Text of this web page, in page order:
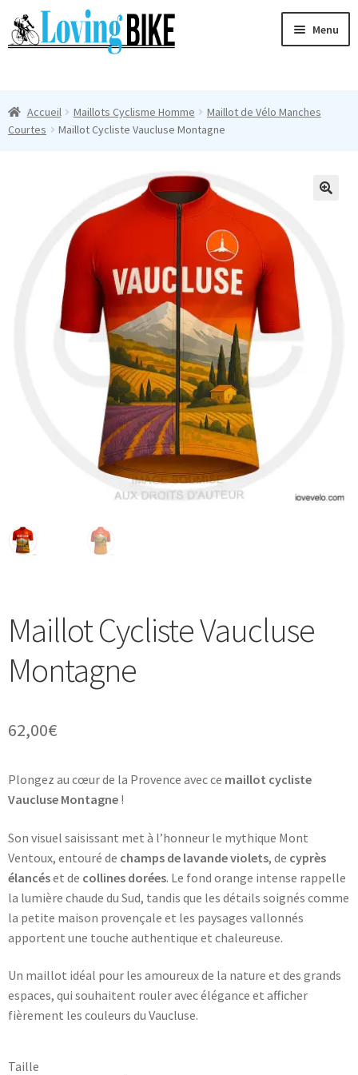
Aller
à
la
Aller
au
contenu
Menu
Manches Courtes
menu
Accessoires
Accueil Maillots Cyclisme Homme
Maillot de Vélo Manches
Courtes
Maillot Cycliste Vaucluse Montagne
Maillot Cycliste Vaucluse
Montagne
62,00€
Plongez au cœur de la Provence avec ce maillot cycliste
Vaucluse Montagne !
Son visuel saisissant met à l’honneur le mythique Mont
Ventoux, entouré de champs de lavande violets, de cyprès
élancéset de collines dorées. Le fond orange intense rappelle
la lumière chaude du Sud, tandis que les détails soignés comme
la petite maison provençale et les paysages vallonnés
apportent une touche authentique et chaleureuse.
Un maillot idéal pour les amoureux de la nature et des grands
espaces, qui souhaitent rouler avec élégance et afficher
fièrement les couleurs du Vaucluse.
Taille